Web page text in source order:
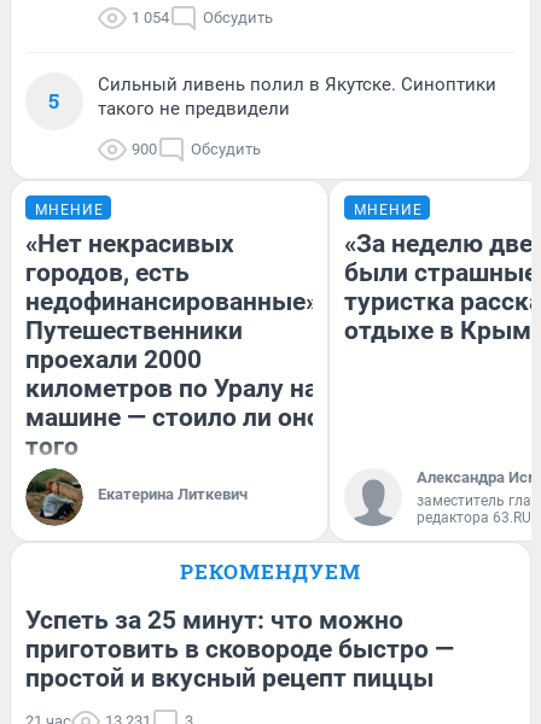
1 054 Обсудить
5
Сильный ливень полил в Якутске. Синоптики
такого не предвидели
900 Обсудить
МНЕНИЕ
«Нет некрасивых
городов, есть
недофинансированные».
Путешественники
проехали 2000
километров по Уралу на
машине — стоило ли оно
того
Екатерина Литкевич
МНЕНИЕ
«За неделю две
были
туристка
отдыхе в
Александра
заместитель
редактора 63.RU
РЕКОМЕНДУЕМ
Успеть за 25 минут: что можно
приготовить в сковороде быстро —
простой и вкусный рецепт пиццы